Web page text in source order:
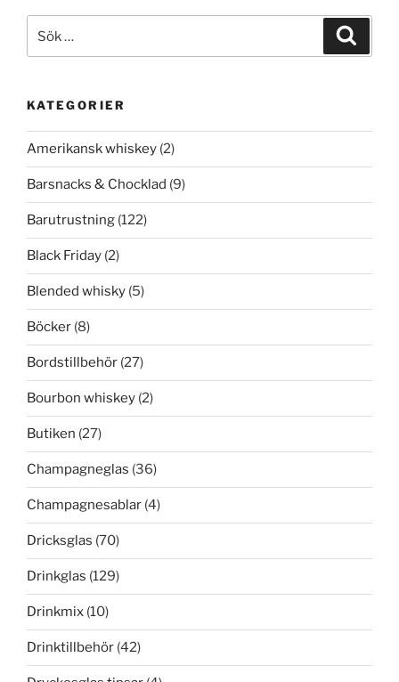
efter:
KATEGORIER
Amerikansk whiskey (2)
Barsnacks & Chocklad (9)
Barutrustning (122)
Black Friday (2)
Blended whisky (5)
Böcker (8)
Bordstillbehör (27)
Bourbon whiskey (2)
Butiken (27)
Champagneglas (36)
Champagnesablar (4)
Dricksglas (70)
Drinkglas (129)
Drinkmix (10)
Drinktillbehör (42)